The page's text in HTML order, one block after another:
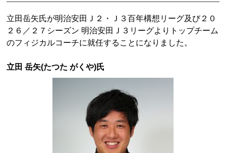
立田岳矢氏が明治安田Ｊ２・Ｊ３百年構想リーグ及び２０
２６／２７シーズン 明治安田Ｊ３リーグよりトップチーム
のフィジカルコーチに就任することになりました。
立田 岳矢(たつた がくや)氏